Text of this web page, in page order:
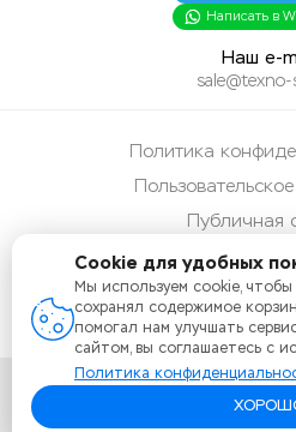
Написать в
Наш e-
sale@texno-
Политика
Публичная
Способы
Карта
Copyright 2026 Texno-
Cookie для удобных
Мы используем cookie,
сохранял содержимое
помогал нам улучшать
сайтом, вы соглашаетесь с
Политика